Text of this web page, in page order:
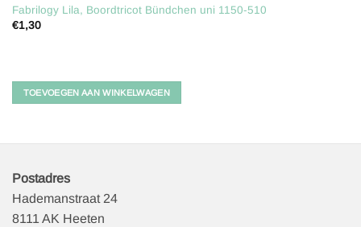
Fabrilogy Lila, Boordtricot Bündchen uni 1150-510
€1,30
TOEVOEGEN AAN WINKELWAGEN
Postadres
Hademanstraat 24
8111 AK Heeten